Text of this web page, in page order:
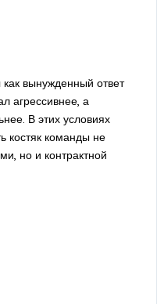
вынужденный ответ
агрессивнее, а
В этих условиях
костяк команды не
но и контрактной